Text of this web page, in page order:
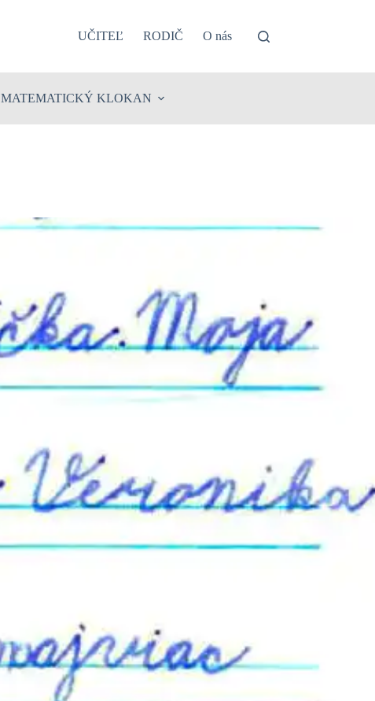
UČITEĽ RODIČ O nás
MATEMATICKÝ KLOKAN